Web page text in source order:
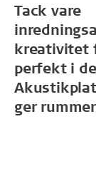
Tack vare
kreativitet
perfekt i
ger